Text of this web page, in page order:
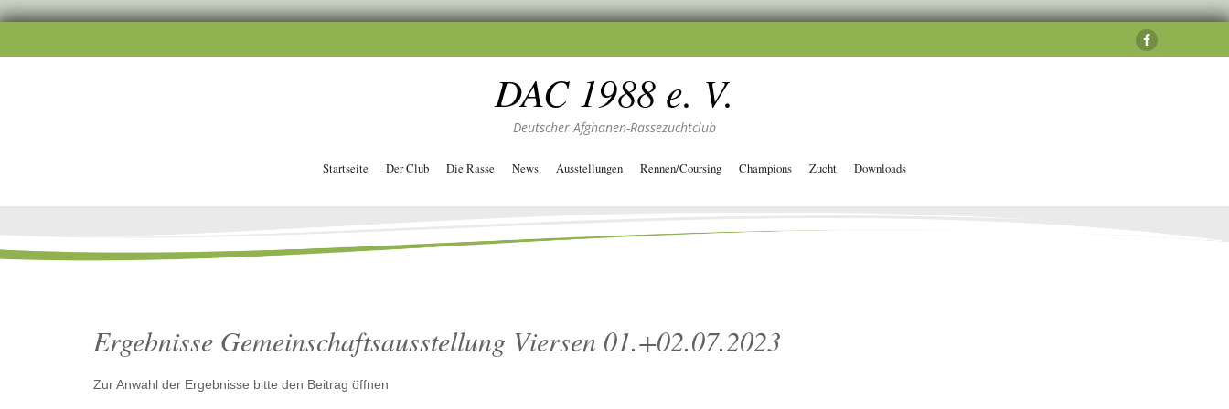
DAC 1988 e. V.
Deutscher Afghanen-Rassezuchtclub
Startseite Der Club Die Rasse News Ausstellungen Rennen/Coursing Champions Zucht Downloads
Ergebnisse Gemeinschaftsausstellung Viersen 01.+02.07.2023
Zur Anwahl der Ergebnisse bitte den Beitrag öffnen